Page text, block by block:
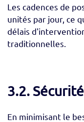
Les cadences de
unités par jour, ce
délais
traditionnelles.
3.2.
En minimisant le